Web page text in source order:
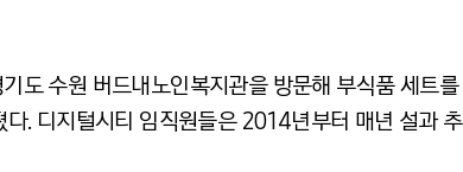
수원 버드내노인복지관을 방문해 부식품 세트를
. 디지털시티 임직원들은 2014년부터 매년 설과